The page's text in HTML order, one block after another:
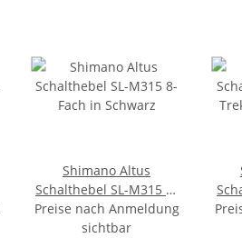
Shimano Altus
Schalthebel SL-M315 8-
Fach in Schwarz
Preise nach Anmeldung
sichtbar